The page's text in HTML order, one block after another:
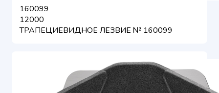
160099
12000
ТРАПЕЦИЕВИДНОЕ ЛЕЗВИЕ № 160099